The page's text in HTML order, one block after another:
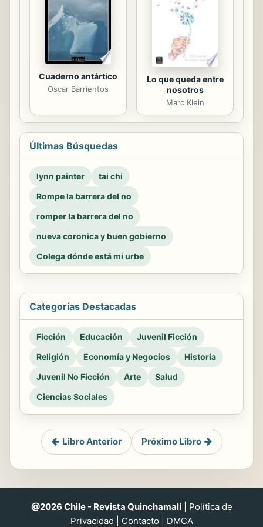
Cuaderno antártico
Oscar Barrientos
Lo que queda entre
nosotros
Marc Klein
Últimas Búsquedas
lynn painter
tai chi
Rompe la barrera del no
romper la barrera del no
nueva coronica y buen gobierno
Colega dónde está mi urbe
Categorías Destacadas
Ficción Educación
Juvenil Ficción
Religión
Economía y Negocios
Historia
Juvenil No Ficción
Arte
Salud
Ciencias Sociales
Libro Anterior Próximo Libro
@2026 Chile - Revista Quinchamalí| Política de
Privacidad
Contacto DMCA